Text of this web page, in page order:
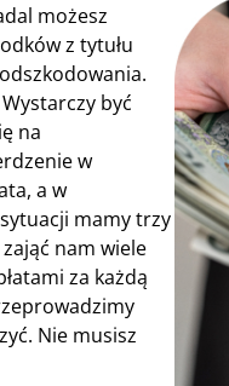
możesz
z tytułu
być
na
w
a w
mamy trzy
nam wiele
za każdą
Nie musisz